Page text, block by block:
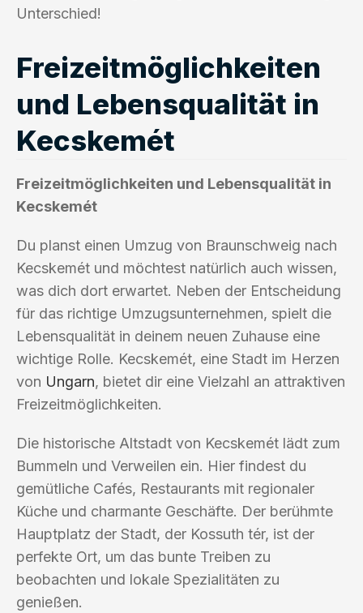
Unterschied!
Freizeitmöglichkeiten
und Lebensqualität in
Kecskemét
Freizeitmöglichkeiten und Lebensqualität in
Kecskemét
Du planst einen Umzug von Braunschweig nach
Kecskemét und möchtest natürlich auch wissen,
was dich dort erwartet. Neben der Entscheidung
für das richtige Umzugsunternehmen, spielt die
Lebensqualität in deinem neuen Zuhause eine
wichtige Rolle. Kecskemét, eine Stadt im Herzen
von Ungarn, bietet dir eine Vielzahl an attraktiven
Freizeitmöglichkeiten.
Die historische Altstadt von Kecskemét lädt zum
Bummeln und Verweilen ein. Hier findest du
gemütliche Cafés, Restaurants mit regionaler
Küche und charmante Geschäfte. Der berühmte
Hauptplatz der Stadt, der Kossuth tér, ist der
perfekte Ort, um das bunte Treiben zu
beobachten und lokale Spezialitäten zu
genießen.